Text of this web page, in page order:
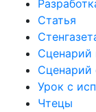
Статья
Сценарий
Сценарий
Урок с
Чтецы